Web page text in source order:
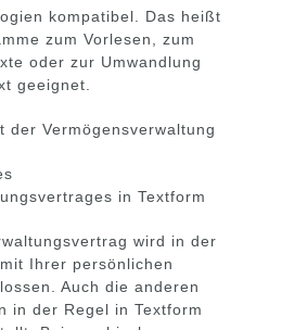
kompatibel. Das heißt
zum Vorlesen, zum
oder zur Umwandlung
geeignet.
der Vermögensverwaltung
in Textform
wird in der
Ihrer persönlichen
Auch die anderen
in der Regel in Textform